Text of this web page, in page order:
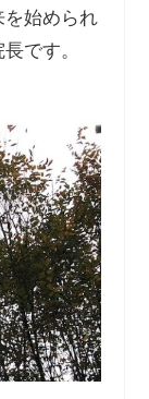
を始められ
です。